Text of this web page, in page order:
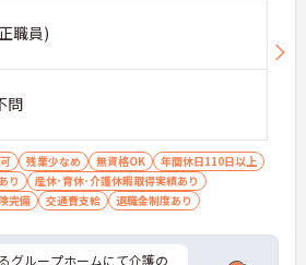
職員)
問
残業少なめ 無資格OK
年間休日110日以上
り
産休･育休･介護休暇取得実績あり
完備 交通費支給 退職金制度あり
グループホームにて介護の